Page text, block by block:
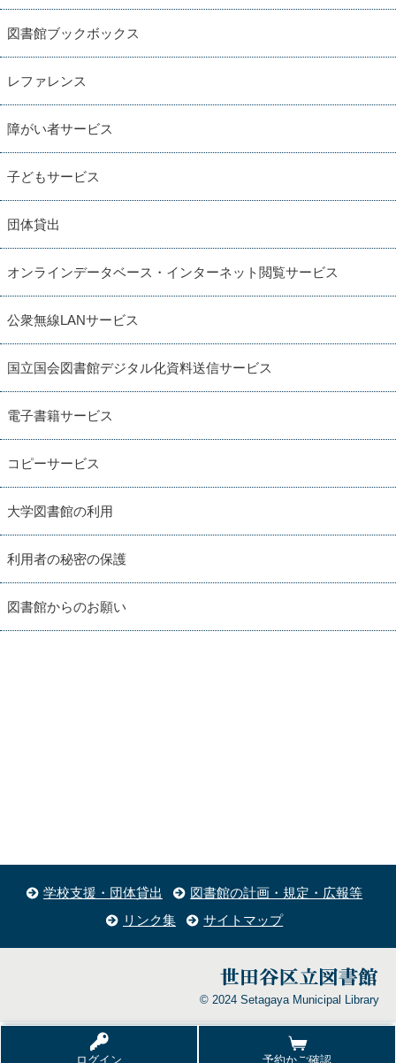
ログイン 予約かご確認
図書館ブックボックス
レファレンス
障がい者サービス
子どもサービス
団体貸出
オンラインデータベース・インターネット閲覧サービス
公衆無線LANサービス
国立国会図書館デジタル化資料送信サービス
電子書籍サービス
コピーサービス
大学図書館の利用
利用者の秘密の保護
図書館からのお願い
学校支援・団体貸出
図書館の計画・規定・広報等
リンク集
サイトマップ
© 2024 Setagaya Municipal Library